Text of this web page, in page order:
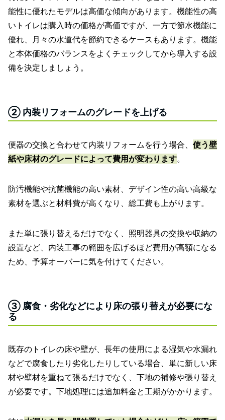
能性に優れたモデルは高価な傾向があります。機能性の高
いトイレは購入時の価格が高価ですが、一方で節水機能に
優れ、月々の水道代を節約できるケースもあります。機能
と本体価格のバランスをよくチェックしてから導入する設
備を決定しましょう。
② 内装リフォームのグレードを上げる
便器の交換と合わせて内装リフォームを行う場合、 使う壁
紙や床材のグレードによって費用が変わります。
防汚機能や抗菌機能の高い素材、デザイン性の高い高級な
素材を選ぶと材料費が高くなり、総工費も上がります。
また単に張り替えるだけでなく、照明器具の交換や収納の
設置など、内装工事の範囲を広げるほど費用が高額になる
ため、予算オーバーに気を付けてください。
③ 腐食・劣化などにより床の張り替えが必要にな
る
既存のトイレの床や壁が、長年の使用による湿気や水漏れ
などで腐食したり劣化したりしている場合、単に新しい床
材や壁材を重ねて張るだけでなく、下地の補修や張り替え
が必要です。下地処理には追加料金と工期がかかります。